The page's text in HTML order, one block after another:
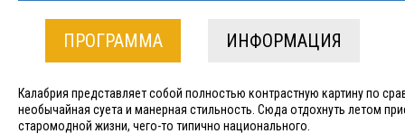
ПРОГРАММА ИНФОРМАЦИЯ
Калабрия представляет собой полностью контрастную картину по
необычайная суета и манерная стильность. Сюда отдохнуть летом
старомодной жизни, чего-то типично национального.